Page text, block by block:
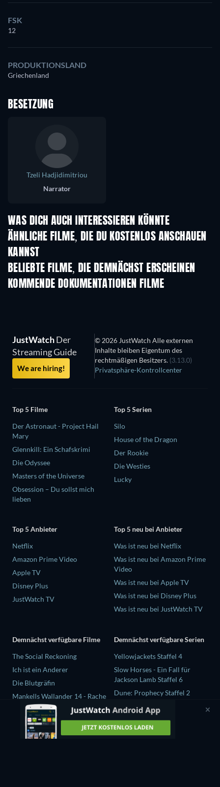
FSK
12
PRODUKTIONSLAND
Griechenland
BESETZUNG
Tzeli Hadjidimitriou
Narrator
WAS DICH AUCH INTERESSIEREN KÖNNTE
ÄHNLICHE FILME, DIE DU KOSTENLOS ANSCHAUEN
KANNST
BELIEBTE FILME, DIE DEMNÄCHST ERSCHEINEN
KOMMENDE DOKUMENTATIONEN FILME
JustWatchDer
Streaming Guide
We are hiring!
© 2026 JustWatch Alle externen
Inhalte bleiben Eigentum des
rechtmäßigen Besitzers. (3.13.0)
Privatsphäre-Kontrollcenter
Top 5 Filme
Der Astronaut - Project Hail
Mary
Glennkill: Ein Schafskrimi
Die Odyssee
Masters of the Universe
Obsession – Du sollst mich
lieben
Top 5 Serien
Silo
House of the Dragon
Der Rookie
Die Westies
Lucky
Top 5 Anbieter
Netflix
Amazon Prime Video
Apple TV
Disney Plus
JustWatch TV
Top 5 neu bei Anbieter
Was ist neu bei Netflix
Was ist neu bei Amazon Prime
Video
Was ist neu bei Apple TV
Was ist neu bei Disney Plus
Was ist neu bei JustWatch TV
Demnächst verfügbare Filme
The Social Reckoning
Ich ist ein Anderer
Die Blutgräfin
Mankells Wallander 14 - Rache
Beast Race
Demnächst verfügbare Serien
Yellowjackets Staffel 4
Slow Horses - Ein Fall für
Jackson Lamb Staffel 6
Dune: Prophecy Staffel 2
The Gentlemen Staffel 2
Love Is Blind: UK Staffel 3